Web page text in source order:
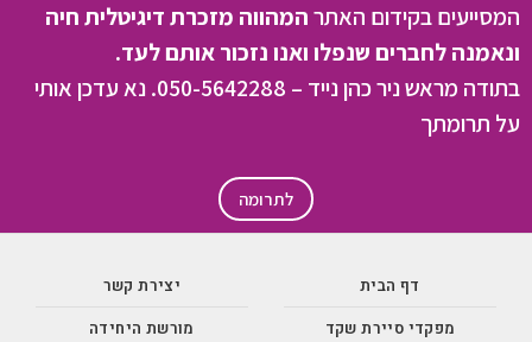
המסייעים בקידום האתרהמהווה מזכרת דיגיטלית חיה
ונאמנה לחברים שנפלו ואנו נזכור אותם לעד.
בתודה מראש ניר כהן נייד – 050-5642288. נא עדכן אותי
על תרומתך
לתרומה
דף הבית
מפקדי סיירת שקד
יצירת קשר
מורשת היחידה